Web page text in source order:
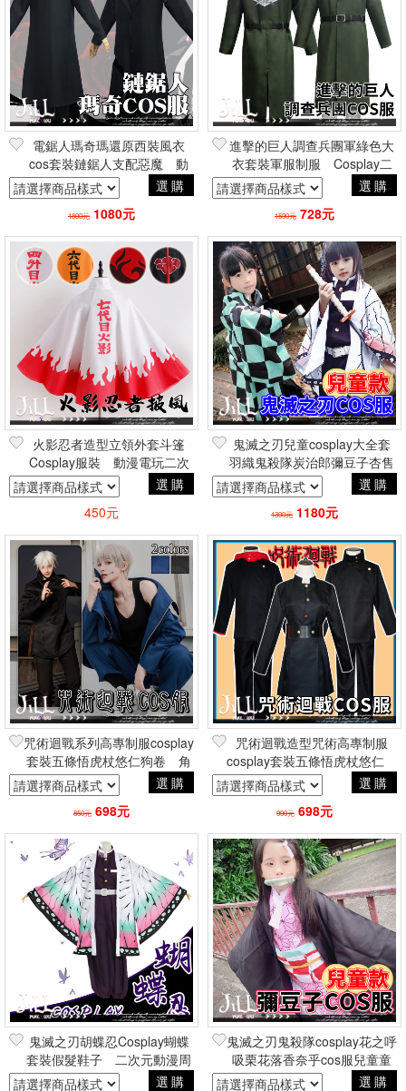
電鋸人瑪奇瑪還原西裝風衣
cos套裝鏈鋸人支配惡魔 動
漫電玩cosplay二次元日常創意
周邊
選購
1800元 1080元
進擊的巨人調查兵團軍綠色大
衣套裝軍服制服 Cosplay二
次元動漫日常造型周邊
選購
1590元 728元
火影忍者造型立領外套斗篷
Cosplay服裝 動漫電玩二次
元設計周邊
選購
450元
鬼滅之刃兒童cosplay大全套
羽織鬼殺隊炭治郎彌豆子杏售
郎富岡義勇胡蝶忍 日本動漫角
色扮演
選購
1390元 1180元
咒術迴戰系列高專制服cosplay
套裝五條悟虎杖悠仁狗卷 角
色扮演動漫二次元周邊
選購
850元 698元
咒術迴戰造型咒術高專制服
cosplay套裝五條悟虎杖悠仁
角色扮演動漫二次元周邊
選購
990元 698元
鬼滅之刃胡蝶忍Cosplay蝴蝶
套裝假髮鞋子 二次元動漫周
邊潮流
選購
鬼滅之刃鬼殺隊cosplay花之呼
吸栗花落香奈乎cos服兒童童
裝 日本動漫二次元角色扮演
選購